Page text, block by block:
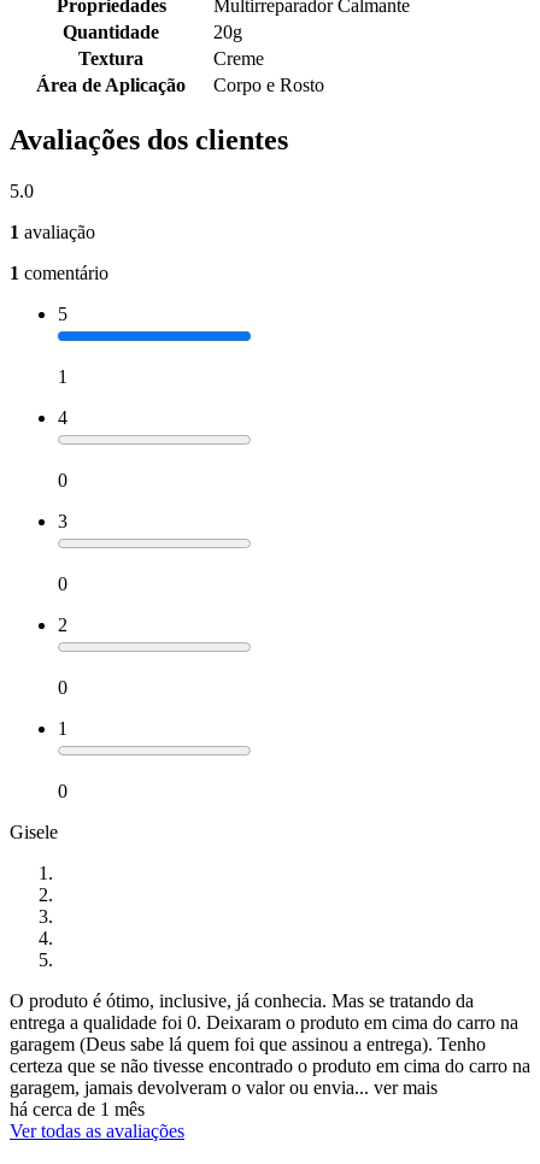
Propriedades
Multirreparador Calmante
Quantidade
20g
Textura
Creme
Área de Aplicação
Corpo e Rosto
Avaliações dos clientes
5.0
1 avaliação
1 comentário
5
1
4
0
3
0
2
0
1
0
Gisele
O produto é ótimo, inclusive, já conhecia. Mas se tratando da
entrega a qualidade foi 0. Deixaram o produto em cima do carro na
garagem (Deus sabe lá quem foi que assinou a entrega). Tenho
certeza que se não tivesse encontrado o produto em cima do carro na
garagem, jamais devolveram o valor ou envia... ver mais
há cerca de 1 mês
Ver todas as avaliações